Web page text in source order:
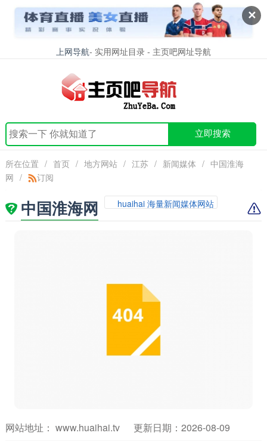
✕
上网导航- 实用网址目录 - 主页吧网址导航
立即搜索
所在位置 / 首页 / 地方网站 / 江苏 / 新闻媒体 / 中国淮海
网 / 订阅
中国淮海网 huaihai 海量新闻媒体网站
网站地址： www.huaihai.tv
更新日期：2026-08-09